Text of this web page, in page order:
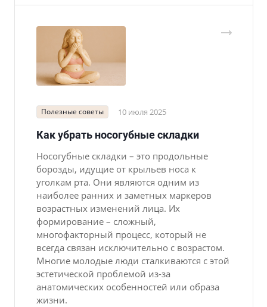
Полезные советы 10 июля 2025
Как убрать носогубные складки
Носогубные складки – это продольные
борозды, идущие от крыльев носа к
уголкам рта. Они являются одним из
наиболее ранних и заметных маркеров
возрастных изменений лица. Их
формирование – сложный,
многофакторный процесс, который не
всегда связан исключительно с возрастом.
Многие молодые люди сталкиваются с этой
эстетической проблемой из-за
анатомических особенностей или образа
жизни.